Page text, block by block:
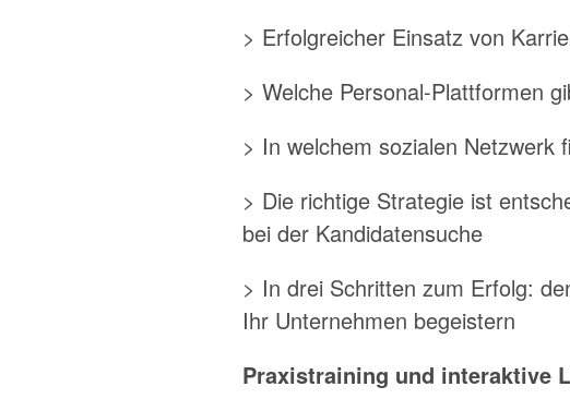
> Erfolgreicher Einsatz von
> Welche Personal-Plattformen
> In welchem sozialen Netzwerk
> Die richtige Strategie ist
bei der Kandidatensuche
> In drei Schritten zum Erfolg:
Ihr Unternehmen begeistern
Praxistraining und interaktive